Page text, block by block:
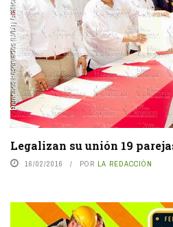
Legalizan su unión 19
16/02/2016 POR LA REDACCIÓN